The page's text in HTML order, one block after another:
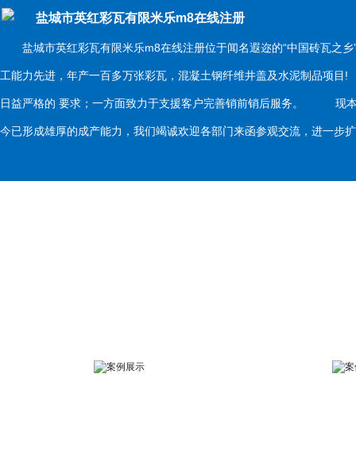
盐城市英红彩瓦有限米乐m8在线注册
盐城市英红彩瓦有限米乐m8在线注册位于闻名遐迩的“中国砖瓦之乡
工能力先进，年产一百多万张彩瓦，混凝土钢纤维井盖及水泥制品项
日益严格的 要求；一方面致力于支援客户完善销前销后服务。 现本
今已形成雄厚的成产能力，我们竭诚欢迎各部门来函参观交流，进一